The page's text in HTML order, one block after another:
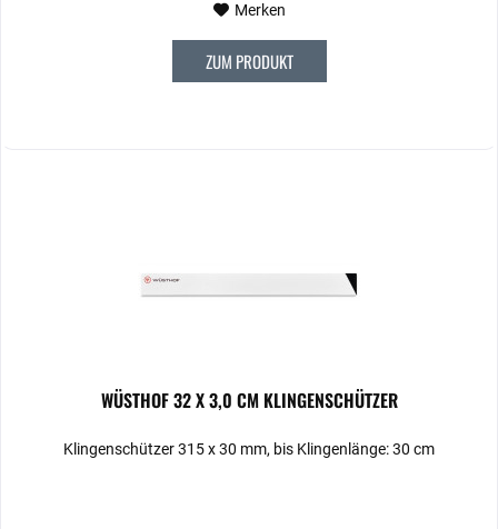
Merken
ZUM PRODUKT
WÜSTHOF 32 X 3,0 CM KLINGENSCHÜTZER
Klingenschützer 315 x 30 mm, bis Klingenlänge: 30 cm